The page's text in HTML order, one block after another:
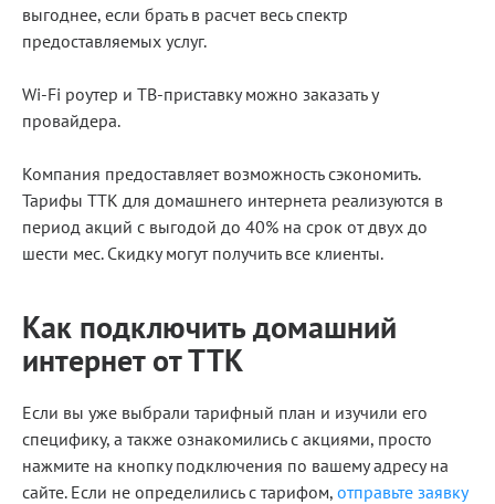
выгоднее, если брать в расчет весь спектр
предоставляемых услуг.
Wi-Fi роутер и ТВ-приставку можно заказать у
провайдера.
Компания предоставляет возможность сэкономить.
Тарифы ТТК для домашнего интернета реализуются в
период акций с выгодой до 40% на срок от двух до
шести мес. Скидку могут получить все клиенты.
Как подключить домашний
интернет от ТТК
Если вы уже выбрали тарифный план и изучили его
специфику, а также ознакомились с акциями, просто
нажмите на кнопку подключения по вашему адресу на
сайте. Если не определились с тарифом, отправьте заявку